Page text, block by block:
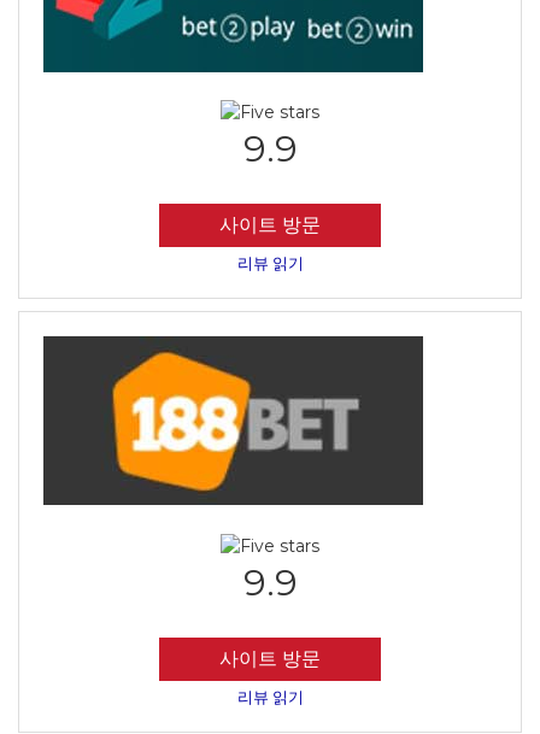
9.9
사이트 방문
리뷰 읽기
9.9
사이트 방문
리뷰 읽기